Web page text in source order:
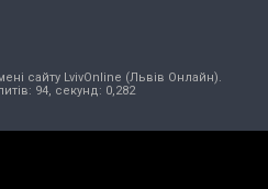
сайту LvivOnline (Львів Онлайн).
94, секунд: 0,282